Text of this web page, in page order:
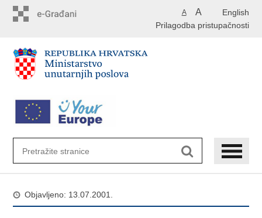
English
A A
Prilagodba pristupačnosti
Objavljeno: 13.07.2001.